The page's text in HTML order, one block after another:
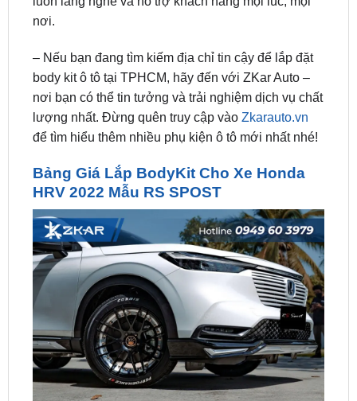
– Nếu bạn đang tìm kiếm địa chỉ tin cậy để lắp đặt
nơi bạn có thể tin tưởng và trải nghiệm dịch vụ chất
lượng nhất. Đừng quên truy cập vào Zkarauto.vn
để tìm hiểu thêm nhiều phụ kiện ô tô mới nhất nhé!
Bảng Giá Lắp BodyKit Cho Xe Honda